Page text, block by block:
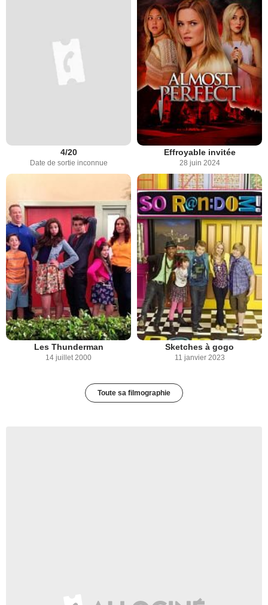
4/20
Date de sortie inconnue
Effroyable invitée
28 juin 2024
Les Thunderman
14 juillet 2000
Sketches à gogo
11 janvier 2023
Toute sa filmographie